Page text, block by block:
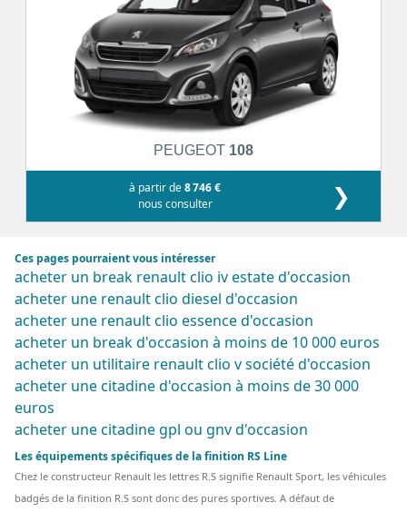
PEUGEOT 108
à partir de8 746 €
nous consulter
❯
Ces pages pourraient vous intéresser
acheter un break renault clio iv estate d'occasion
acheter une renault clio diesel d'occasion
acheter une renault clio essence d'occasion
acheter un break d'occasion à moins de 10 000 euros
acheter un utilitaire renault clio v société d'occasion
acheter une citadine d'occasion à moins de 30 000
euros
acheter une citadine gpl ou gnv d'occasion
Les équipements spécifiques de la finition RS Line
Chez le constructeur Renault les lettres R.S signifie Renault Sport, les véhicules
badgés de la finition R.S sont donc des pures sportives. A défaut de